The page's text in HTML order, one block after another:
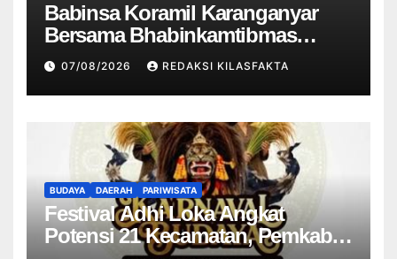
Babinsa Koramil Karanganyar
Bersama Bhabinkamtibmas
Berikan Pembinaan Kepada
Linmas
07/08/2026 REDAKSI KILASFAKTA
BUDAYA DAERAH PARIWISATA
Festival Adhi Loka Angkat
Potensi 21 Kecamatan, Pemkab